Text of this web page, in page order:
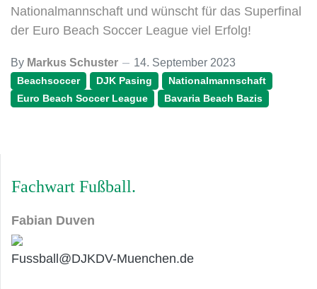
Nationalmannschaft und wünscht für das Superfinal
der Euro Beach Soccer League viel Erfolg!
By Markus Schuster 14. September 2023
Beachsoccer DJK Pasing
Nationalmannschaft
Euro Beach Soccer League
Bavaria Beach Bazis
Fachwart Fußball
Fabian Duven
Fussball@DJKDV-Muenchen.de